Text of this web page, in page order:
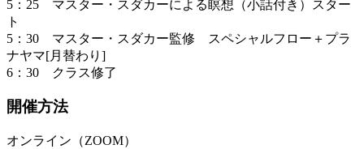
5：25 マスター・スダカーによる瞑想（小話付き）スター
ト
5：30 マスター・スダカー監修 スペシャルフロー＋プラ
ナヤマ[月替わり]
6：30 クラス修了
開催方法
オンライン（ZOOM）